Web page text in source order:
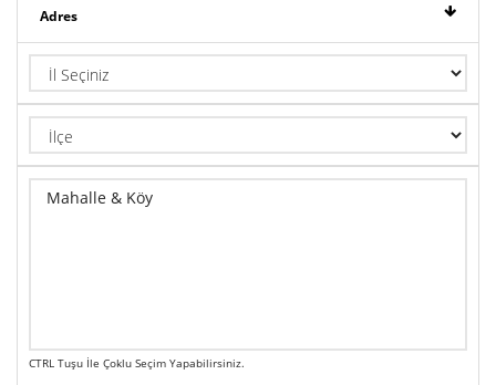
Adres
CTRL Tuşu İle Çoklu Seçim Yapabilirsiniz.